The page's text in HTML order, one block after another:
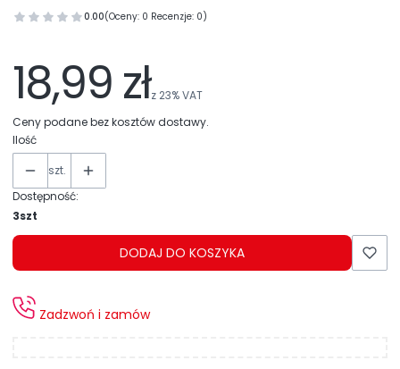
0.00(Oceny: 0 Recenzje: 0)
18,99 złz 23%VAT
Ceny podane bez kosztów dostawy.
Ilość
szt.
Dostępność:
3szt
DODAJ DO KOSZYKA
Zadzwoń i zamów